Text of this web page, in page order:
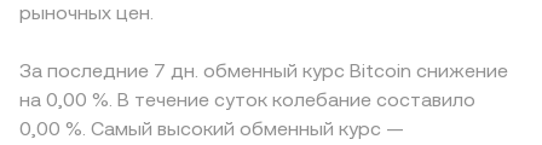
рыночных цен.
За последние 7 дн. обменный курс Bitcoin снижение
на 0,00 %. В течение суток колебание составило
0,00 %. Самый высокий обменный курс —